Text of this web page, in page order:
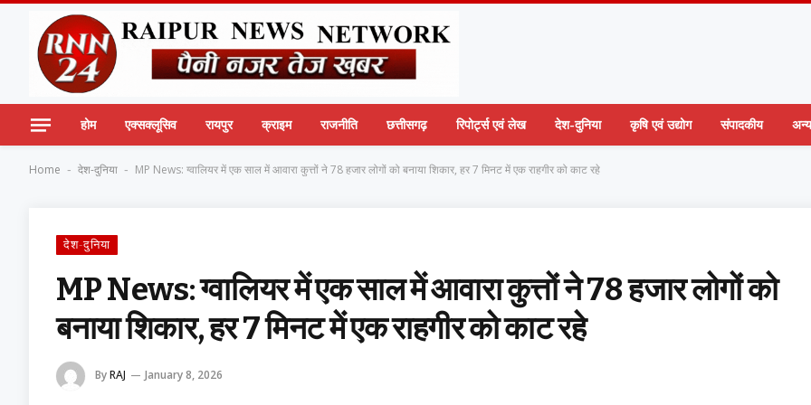
होम एक्सक्लूसिव रायपुर क्राइम राजनीति छत्तीसगढ़ रिपोर्ट्स एवं लेख देश-दुनिया कृषि एवं उद्योग संपादकीय अन्य
Home - देश-दुनिया - MP News: ग्वालियर में एक साल में आवारा कुत्तों ने 78 हजार लोगों को बनाया शिकार, हर 7 मिनट में एक राहगीर को काट रहे
देश-दुनिया
MP News: ग्वालियर में एक साल में आवारा कुत्तों ने 78 हजार लोगों को
बनाया शिकार, हर 7 मिनट में एक राहगीर को काट रहे
ByRAJ January 8, 2026